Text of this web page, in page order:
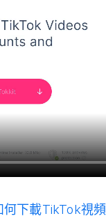
何下載TikTok視頻